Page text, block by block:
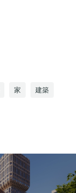
家 建築